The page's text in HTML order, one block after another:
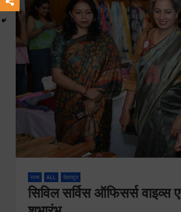
राज्य ALL देहरादून
सिविल सर्विस ऑफिसर्स